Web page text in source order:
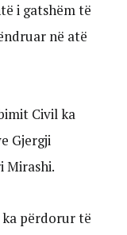
i gatshëm të
në atë
Civil ka
Gjergji
Mirashi.
përdorur të